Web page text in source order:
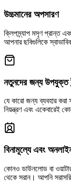
উচ্চমানের অপসারণ
ক্লিপস্ন্যাপ মসৃণ প্রান্ত
আপনার ছবিগুলিকে
নতুনদের জন্য উপযুক্ত
যে কারো জন্য ব্যবহার করা
নিয়ন্ত্রণ এবং একেবারেই
বিনামূল্যে এবং
কোনও ডাউনলোড বা
থেকে সরান। আপনি সরাসরি